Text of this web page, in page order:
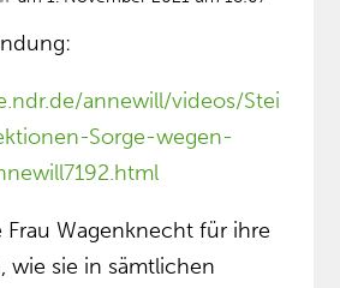
annewill/videos/Stei
Sorge-wegen-
Wagenknecht für ihre
wie sie in sämtlichen